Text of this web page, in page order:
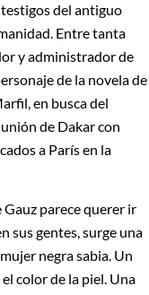
testigos del antiguo
Entre tanta
y administrador de
de la novela de
en busca del
de Dakar con
a París en la
Gauz parece querer ir
sus gentes, surge una
negra sabia. Un
color de la piel. Una